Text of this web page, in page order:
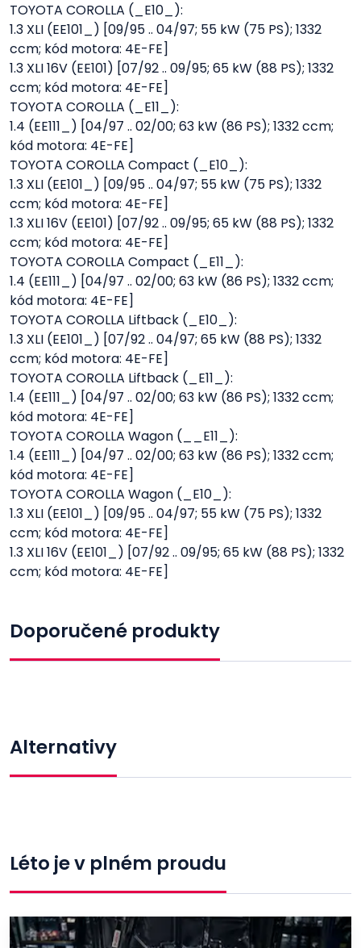
TOYOTA COROLLA (_E10_):
1.3 XLI (EE101_) [09/95 .. 04/97; 55 kW (75 PS); 1332
ccm; kód motora: 4E-FE]
1.3 XLI 16V (EE101) [07/92 .. 09/95; 65 kW (88 PS); 1332
ccm; kód motora: 4E-FE]
TOYOTA COROLLA (_E11_):
1.4 (EE111_) [04/97 .. 02/00; 63 kW (86 PS); 1332 ccm;
kód motora: 4E-FE]
TOYOTA COROLLA Compact (_E10_):
1.3 XLI (EE101_) [09/95 .. 04/97; 55 kW (75 PS); 1332
ccm; kód motora: 4E-FE]
1.3 XLI 16V (EE101) [07/92 .. 09/95; 65 kW (88 PS); 1332
ccm; kód motora: 4E-FE]
TOYOTA COROLLA Compact (_E11_):
1.4 (EE111_) [04/97 .. 02/00; 63 kW (86 PS); 1332 ccm;
kód motora: 4E-FE]
TOYOTA COROLLA Liftback (_E10_):
1.3 XLI (EE101_) [07/92 .. 04/97; 65 kW (88 PS); 1332
ccm; kód motora: 4E-FE]
TOYOTA COROLLA Liftback (_E11_):
1.4 (EE111_) [04/97 .. 02/00; 63 kW (86 PS); 1332 ccm;
kód motora: 4E-FE]
TOYOTA COROLLA Wagon (__E11_):
1.4 (EE111_) [04/97 .. 02/00; 63 kW (86 PS); 1332 ccm;
kód motora: 4E-FE]
TOYOTA COROLLA Wagon (_E10_):
1.3 XLI (EE101_) [09/95 .. 04/97; 55 kW (75 PS); 1332
ccm; kód motora: 4E-FE]
1.3 XLI 16V (EE101_) [07/92 .. 09/95; 65 kW (88 PS); 1332
ccm; kód motora: 4E-FE]
Doporučené produkty
Alternativy
Léto je v plném proudu